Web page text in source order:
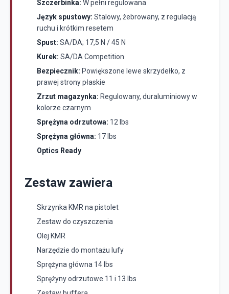
Szczerbinka: W pełni regulowana
Język spustowy: Stalowy, żebrowany, z regulacją
ruchu i krótkim resetem
Spust: SA/DA; 17,5 N / 45 N
Kurek: SA/DA Competition
Bezpiecznik: Powiększone lewe skrzydełko, z
prawej strony płaskie
Zrzut magazynka: Regulowany, duraluminiowy w
kolorze czarnym
Sprężyna odrzutowa: 12 lbs
Sprężyna główna: 17 lbs
Optics Ready
Zestaw zawiera
Skrzynka KMR na pistolet
Zestaw do czyszczenia
Olej KMR
Narzędzie do montażu lufy
Sprężyna główna 14 lbs
Sprężyny odrzutowe 11 i 13 lbs